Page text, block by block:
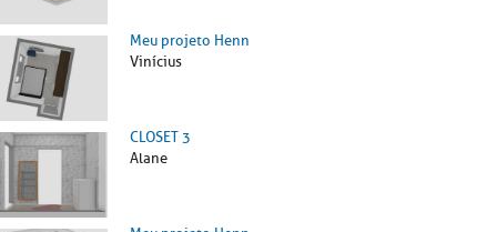
Meu projeto Henn
Vinícius
CLOSET 3
Alane